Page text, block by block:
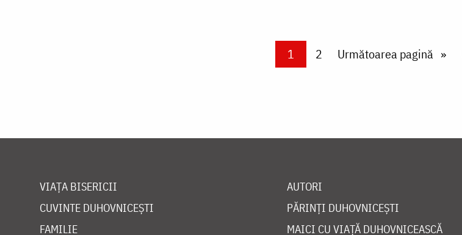
Current page
1 Page
2 Next page
Următoarea pagină
VIAȚA BISERICII
CUVINTE DUHOVNICEȘTI
FAMILIE
AUTORI
PĂRINȚI DUHOVNICEȘTI
MAICI CU VIAȚĂ DUHOVNICEASCĂ